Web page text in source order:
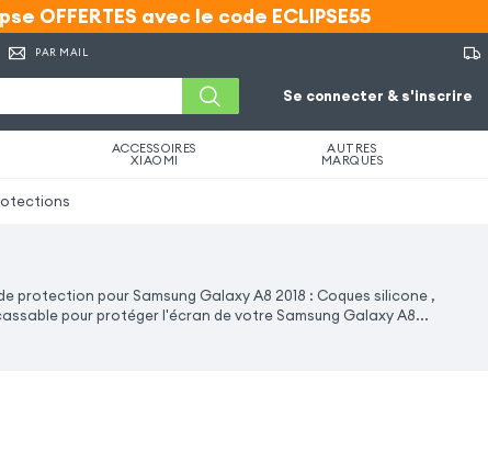
OFFERTES avec le code ECLIPSE55
OFFERTES avec le code ECLIPSE55
PAR MAIL
Se connecter & s'inscrire
ACCESSOIRES
XIAOMI
AUTRES
MARQUES
protection pour Samsung Galaxy A8 2018 : Coques silicone ,
pour protéger l'écran de votre Samsung Galaxy A8...